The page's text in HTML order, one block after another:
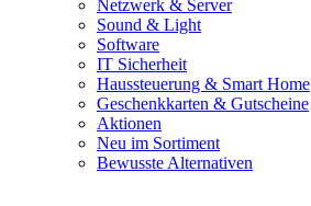
Netzwerk & Server
Sound & Light
Software
IT Sicherheit
Haussteuerung & Smart Home
Geschenkkarten & Gutscheine
Aktionen
Neu im Sortiment
Bewusste Alternativen